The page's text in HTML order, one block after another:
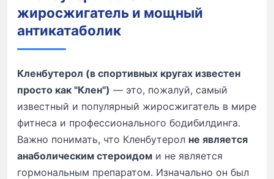
жиросжигатель и мощный
антикатаболик
Кленбутерол (в спортивных кругах известен
просто как "Клен") — это, пожалуй, самый
известный и популярный жиросжигатель в мире
фитнеса и профессионального бодибилдинга.
Важно понимать, что Кленбутерол не является
анаболическим стероидом и не является
гормональным препаратом. Изначально он был